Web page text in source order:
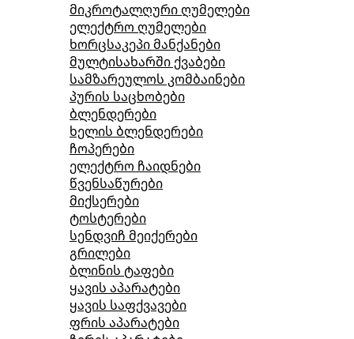
მიკროტალღური ღუმელები
ელექტრო ღუმელები
ხორცსაკეპი მანქანები
მულტისახარში ქვაბები
სამზარეულოს კომბაინები
პურის საცხობები
ბლენდერები
ხელის ბლენდერები
ჩოპერები
ელექტრო ჩაიდნები
წვენსაწურები
მიქსერები
ტოსტერები
სენდვიჩ მეიქერები
გრილები
ბლინის ტაფები
ყავის აპარატები
ყავის საფქვავები
ფრის აპარატები